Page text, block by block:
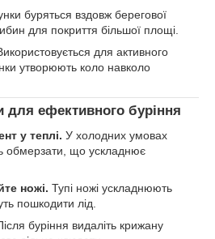
буряться вздовж берегової
для покриття більшої площі.
для активного
утворюють коло навколо
для ефективного буріння
у теплі. У холодних умовах
обмерзати, що ускладнює
ножі. Тупі ножі ускладнюють
пошкодити лід.
буріння видаліть крижану